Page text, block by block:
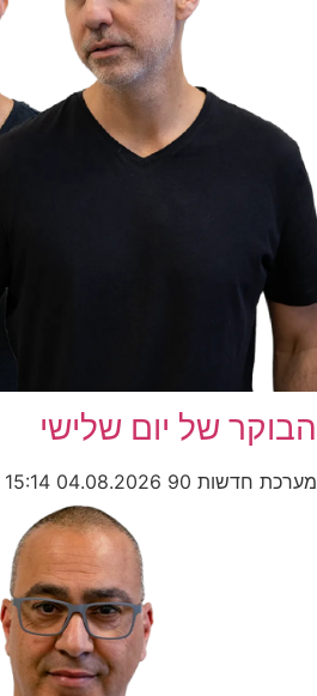
של יום שלישי
חדשות 90 04.08.2026
15:14